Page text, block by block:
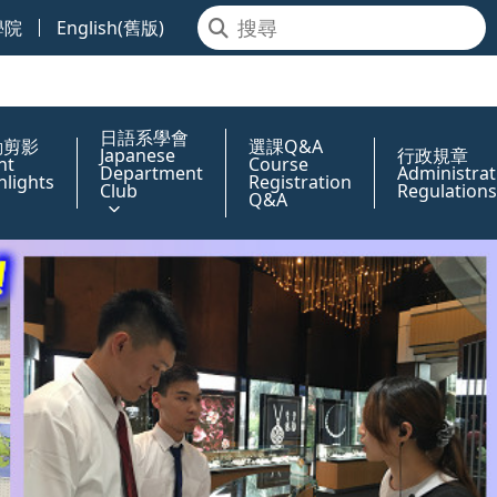
院 English(舊版)
影 日語系學會
Japanese
Department
Club
選課Q&A
Course
Registration
Q&A
行政規章
Regulations